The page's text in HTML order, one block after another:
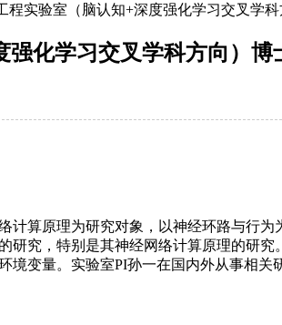
程实验室（脑认知+深度强化学习交叉学
化学习交叉学科方向）博
算原理为研究对象，以神经环路与行
究，特别是其神经网络计算原理的研
量。实验室PI孙一在国内外从事相关研